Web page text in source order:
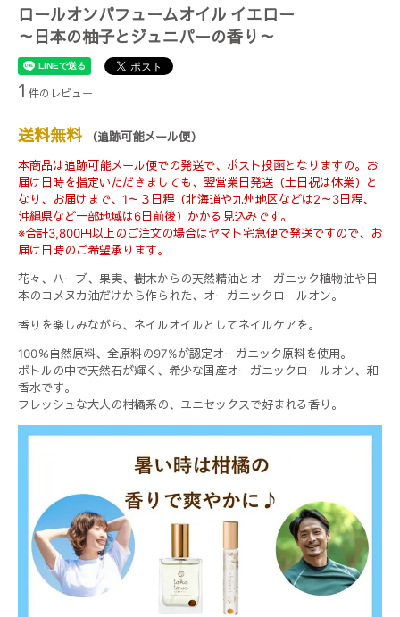
ロールオンパフュームオイル イエロー
～日本の柚子とジュニパーの香り～
1 件のレビュー
送料無料 （追跡可能メール便）
本商品は追跡可能メール便での発送で、ポスト投函となりますの。お
届け日時を指定いただきましても、翌営業日発送（土日祝は休業）と
なり、お届けまで、1～３日程（北海道や九州地区などは2～3日程、
沖縄県など一部地域は6日前後）かかる見込みです。
※合計3,800円以上のご注文の場合はヤマト宅急便で発送ですので、お
届け日時のご希望承ります。
花々、ハーブ、果実、樹木からの天然精油とオーガニック植物油や日
本のコメヌカ油だけから作られた、オーガニックロールオン。
香りを楽しみながら、ネイルオイルとしてネイルケアを。
100％自然原料、全原料の97%が認定オーガニック原料を使用。
ボトルの中で天然石が輝く、希少な国産オーガニックロールオン、和
香水です。
フレッシュな大人の柑橘系の、ユニセックスで好まれる香り。